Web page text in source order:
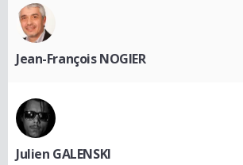
Jean-François NOGIER
Julien GALENSKI